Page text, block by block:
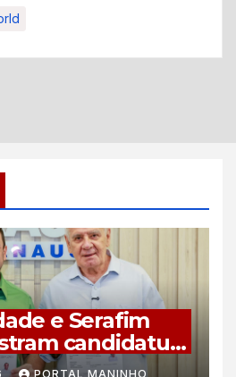
e Serafim
candidatura
TRE-AM com
PORTAL MANINHO